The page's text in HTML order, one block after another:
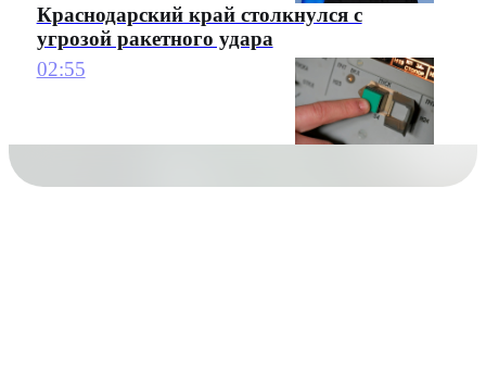
Краснодарский край столкнулся с
угрозой ракетного удара
02:55